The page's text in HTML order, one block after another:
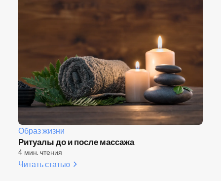
Образ жизни
Ритуалы до и после массажа
4 мин. чтения
Читать статью